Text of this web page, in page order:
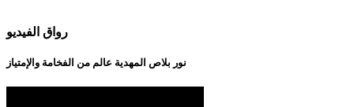
رواق الفيديو
نور بلاص المهدية عالم من الفخامة والإمتياز